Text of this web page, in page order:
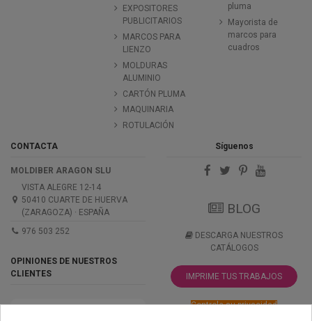
EXPOSITORES
PUBLICITARIOS
MARCOS PARA
LIENZO
MOLDURAS
ALUMINIO
CARTÓN PLUMA
MAQUINARIA
ROTULACIÓN
pluma
Mayorista de
marcos para
cuadros
CONTACTA
MOLDIBER ARAGON SLU
VISTA ALEGRE 12-14
50410 CUARTE DE HUERVA
(ZARAGOZA) · ESPAÑA
976 503 252
OPINIONES DE NUESTROS
CLIENTES
Síguenos
BLOG
DESCARGA NUESTROS
CATÁLOGOS
IMPRIME TUS TRABAJOS
Controle su privacidad